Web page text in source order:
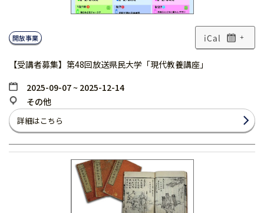
開放事業 +
【受講者募集】第48回放送県民大学「現代教養講座」
2025-09-07 ~ 2025-12-14
その他
詳細はこちら